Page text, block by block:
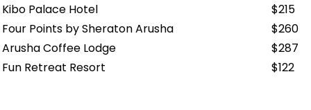
Kibo Palace Hotel
$215
Four Points by Sheraton Arusha
$260
Arusha Coffee Lodge
$287
Fun Retreat Resort
$122